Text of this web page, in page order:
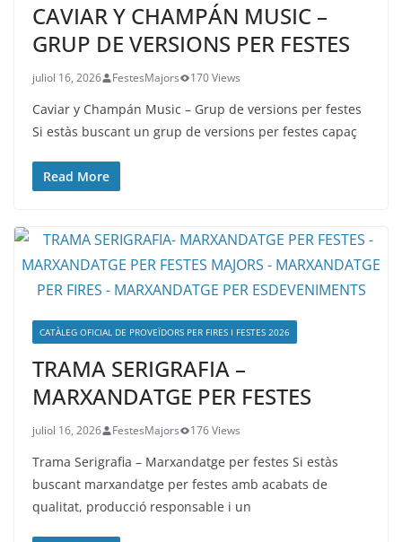
CAVIAR Y CHAMPÁN MUSIC –
GRUP DE VERSIONS PER FESTES
juliol 16, 2026 FestesMajors 170 Views
Caviar y Champán Music – Grup de versions per festes
Si estàs buscant un grup de versions per festes capaç
Read More
CATÀLEG OFICIAL DE PROVEÏDORS PER FIRES I FESTES 2026
TRAMA SERIGRAFIA –
MARXANDATGE PER FESTES
juliol 16, 2026 FestesMajors 176 Views
Trama Serigrafia – Marxandatge per festes Si estàs
buscant marxandatge per festes amb acabats de
qualitat, producció responsable i un